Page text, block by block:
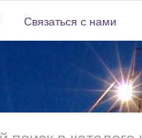
Связаться с нами